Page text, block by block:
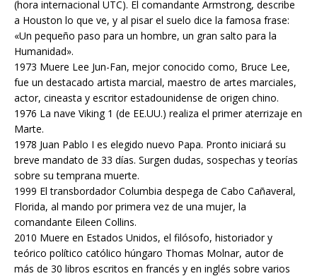
(hora internacional UTC). El comandante Armstrong, describe
a Houston lo que ve, y al pisar el suelo dice la famosa frase:
«Un pequeño paso para un hombre, un gran salto para la
Humanidad».
1973 Muere Lee Jun-Fan, mejor conocido como, Bruce Lee,
fue un destacado artista marcial, maestro de artes marciales,
actor, cineasta y escritor estadounidense de origen chino.
1976 La nave Viking 1 (de EE.UU.) realiza el primer aterrizaje en
Marte.
1978 Juan Pablo I es elegido nuevo Papa. Pronto iniciará su
breve mandato de 33 días. Surgen dudas, sospechas y teorías
sobre su temprana muerte.
1999 El transbordador Columbia despega de Cabo Cañaveral,
Florida, al mando por primera vez de una mujer, la
comandante Eileen Collins.
2010 Muere en Estados Unidos, el filósofo, historiador y
teórico político católico húngaro Thomas Molnar, autor de
más de 30 libros escritos en francés y en inglés sobre varios